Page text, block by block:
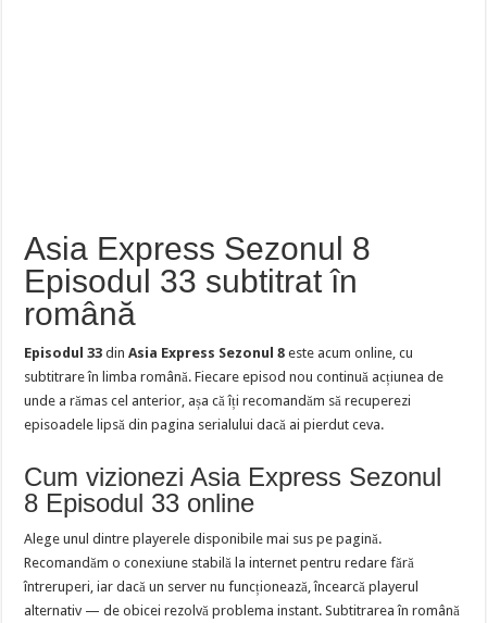
Asia Express Sezonul 8
Episodul 33 subtitrat în
română
Episodul 33 dinAsia Express Sezonul 8 este acum online, cu
subtitrare în limba română. Fiecare episod nou continuă acțiunea de
unde a rămas cel anterior, așa că îți recomandăm să recuperezi
episoadele lipsă din pagina serialului dacă ai pierdut ceva.
Cum vizionezi Asia Express Sezonul
8 Episodul 33 online
Alege unul dintre playerele disponibile mai sus pe pagină.
Recomandăm o conexiune stabilă la internet pentru redare fără
întreruperi, iar dacă un server nu funcționează, încearcă playerul
alternativ — de obicei rezolvă problema instant. Subtitrarea în română